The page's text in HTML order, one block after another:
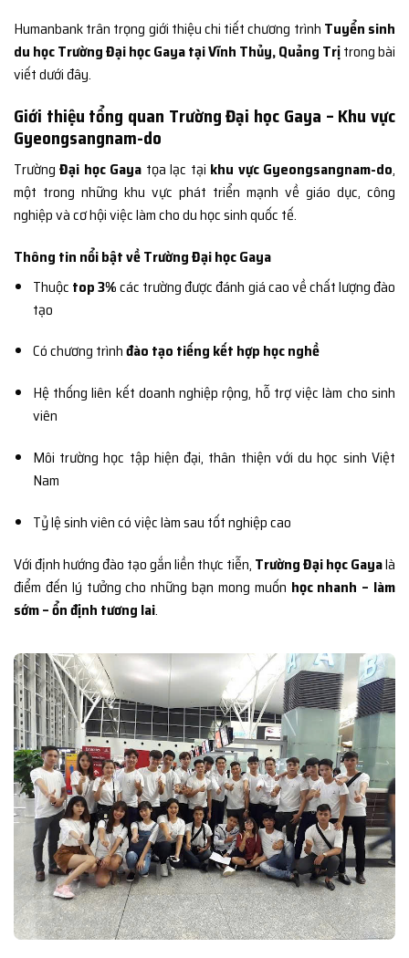
Humanbank trân trọng giới thiệu chi tiết chương trình Tuyển sinh
du học Trường Đại học Gaya tại Vĩnh Thủy, Quảng Trịtrong bài
viết dưới đây.
Giới thiệu tổng quan Trường Đại học Gaya – Khu vực
Gyeongsangnam-do
TrườngĐại học Gaya tọa lạc tại khu vực Gyeongsangnam-do,
một trong những khu vực phát triển mạnh về giáo dục, công
nghiệp và cơ hội việc làm cho du học sinh quốc tế.
Thông tin nổi bật về Trường Đại học Gaya
Thuộc top 3%các trường được đánh giá cao về chất lượng đào
tạo
Có chương trìnhđào tạo tiếng kết hợp học nghề
Hệ thống liên kết doanh nghiệp rộng, hỗ trợ việc làm cho sinh
viên
Môi trường học tập hiện đại, thân thiện với du học sinh Việt
Nam
Tỷ lệ sinh viên có việc làm sau tốt nghiệp cao
Với định hướng đào tạo gắn liền thực tiễn, Trường Đại học Gayalà
điểm đến lý tưởng cho những bạn mong muốn học nhanh – làm
sớm – ổn định tương lai.